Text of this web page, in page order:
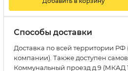
Способы доставки
Доставка по всей территории РФ
компании). Также доступен
Коммунальный проезд д.9 (МКАД